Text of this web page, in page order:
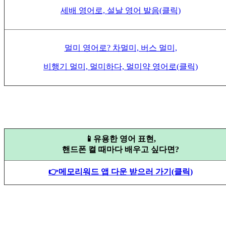
세배 영어로, 설날 영어 발음(클릭)
멀미 영어로? 차멀미, 버스 멀미,
비행기 멀미, 멀미하다, 멀미약 영어로(클릭)
📱유용한 영어 표현,
핸드폰 켤 때마다 배우고 싶다면?
👉메모리워드 앱 다운 받으러 가기(클릭)